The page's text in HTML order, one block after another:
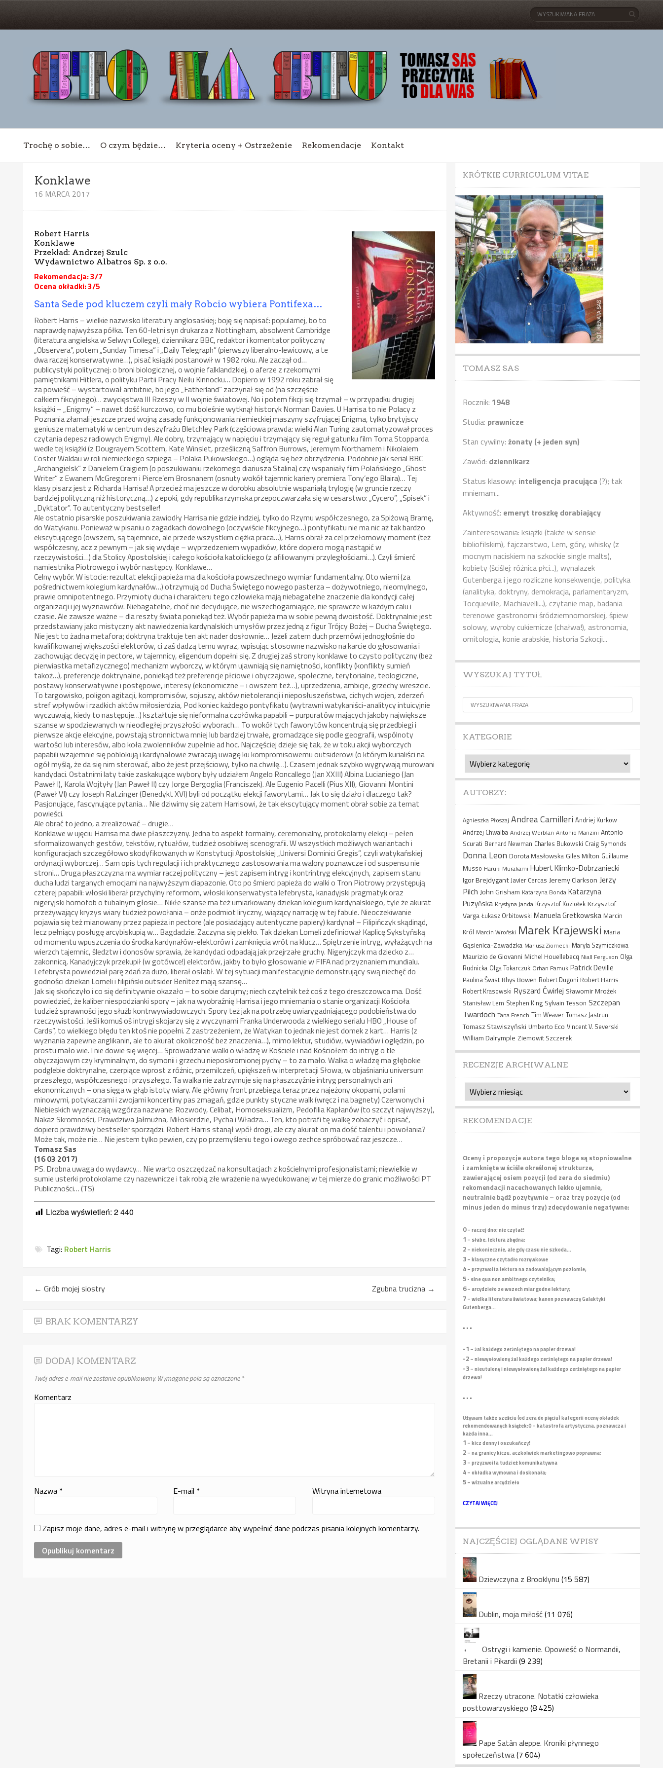
Trochę o sobie… O czym będzie… Kryteria oceny + Ostrzeżenie Rekomendacje Kontakt
Konklawe
16 MARCA 2017
Robert Harris
Konklawe
Przekład: Andrzej Szulc
Wydawnictwo Albatros Sp. z o.o.
Rekomendacja: 3/7
Ocena okładki: 3/5
Santa Sede pod kluczem czyli mały Robcio wybiera Pontifexa…
Robert Harris – wielkie nazwisko literatury anglosaskiej; boję się napisać: popularnej, bo to
naprawdę najwyższa półka. Ten 60-letni syn drukarza z Nottingham, absolwent Cambridge
(literatura angielska w Selwyn College), dziennikarz BBC, redaktor i komentator polityczny
„Observera”, potem „Sunday Timesa” i „Daily Telegraph” (pierwszy liberalno-lewicowy, a te
dwa raczej konserwatywne…), pisać książki postanowił w 1982 roku. Ale zaczął od…
publicystyki politycznej: o broni biologicznej, o wojnie falklandzkiej, o aferze z rzekomymi
pamiętnikami Hitlera, o polityku Partii Pracy Neilu Kinnocku… Dopiero w 1992 roku zabrał się
za powieść – wystartował ambitnie, bo jego „Fatherland” zaczynał się od (na szczęście
całkiem fikcyjnego)… zwycięstwa III Rzeszy w II wojnie światowej. No i potem fikcji się trzymał – w przypadku drugiej
książki – „Enigmy” – nawet dość kurczowo, co mu boleśnie wytknął historyk Norman Davies. U Harrisa to nie Polacy z
Poznania złamali jeszcze przed wojną zasadę funkcjonowania niemieckiej maszyny szyfrującej Enigma, tylko brytyjscy
geniusze matematyki w centrum deszyfrażu Bletchley Park (częściowa prawda: wielki Alan Turing zautomatyzował proces
czytania depesz radiowych Enigmy). Ale dobry, trzymający w napięciu i trzymający się reguł gatunku film Toma Stopparda
wedle tej książki (z Dougrayem Scottem, Kate Winslet, prześliczną Saffron Burrows, Jeremym Northamem i Nikolaiem
Coster Waldau w roli niemieckiego szpiega – Polaka Pukowskiego…) ogląda się bez obrzydzenia. Podobnie jak serial BBC
„Archangielsk” z Danielem Craigiem (o poszukiwaniu rzekomego diariusza Stalina) czy wspaniały film Polańskiego „Ghost
Writer” z Ewanem McGregorem i Pierce’em Brosnanem (osnuty wokół tajemnic kariery premiera Tony’ego Blaira)… Tej
klasy pisarz jest z Richarda Harrisa! A przecież ma jeszcze w dorobku absolutnie wspaniałą trylogię (w gruncie rzeczy
bardziej polityczną niż historyczną…) z epoki, gdy republika rzymska przepoczwarzała się w cesarstwo: „Cycero”, „Spisek” i
„Dyktator”. To autentyczny bestseller!
Ale ostatnio pisarskie poszukiwania zawiodły Harrisa nie gdzie indziej, tylko do Rzymu współczesnego, za Spiżową Bramę,
do Watykanu. Ponieważ w pisaniu o zagadkach dowolnego (oczywiście fikcyjnego…) pontyfikatu nie ma nic aż tak bardzo
ekscytującego (owszem, są tajemnice, ale przede wszystkim ciężka praca…), Harris obrał za cel przełomowy moment (też
współczesny, acz z pewnym – jak się wydaje – wyprzedzeniem wypadków, które dopiero mogą nastąpić w
rzeczywistości…) dla Stolicy Apostolskiej i całego kościoła katolickiego (z afiliowanymi przyległościami…). Czyli śmierć
namiestnika Piotrowego i wybór następcy. Konklawe…
Celny wybór. W istocie: rezultat elekcji papieża ma dla kościoła powszechnego wymiar fundamentalny. Oto wierni (za
pośrednictwem kolegium kardynałów…) otrzymują od Ducha Świętego nowego pasterza – dożywotniego, nieomylnego,
prawie omnipotentnego. Przymioty ducha i charakteru tego człowieka mają niebagatelne znaczenie dla kondycji całej
organizacji i jej wyznawców. Niebagatelne, choć nie decydujące, nie wszechogarniające, nie sprawcze w każdym calu i
czasie. Ale zawsze ważne – dla reszty świata poniekąd też. Wybór papieża ma w sobie pewną dwoistość. Doktrynalnie jest
przedstawiany jako mistyczny akt nawiedzenia kardynalskich umysłów przez jedną z figur Trójcy Bożej – Ducha Świętego.
Nie jest to żadna metafora; doktryna traktuje ten akt nader dosłownie… Jeżeli zatem duch przemówi jednogłośnie do
kwalifikowanej większości elektorów, ci zaś dadzą temu wyraz, wpisując stosowne nazwisko na karcie do głosowania i
zachowując decyzję in pectore, w tajemnicy, eligendum dopełni się. Z drugiej zaś strony konklawe to czysto polityczny (bez
pierwiastka metafizycznego) mechanizm wyborczy, w którym ujawniają się namiętności, konflikty (konflikty sumień
takoż…), preferencje doktrynalne, poniekąd też preferencje płciowe i obyczajowe, społeczne, terytorialne, teologiczne,
postawy konserwatywne i postępowe, interesy (ekonomiczne – i owszem też…), uprzedzenia, ambicje, grzechy wreszcie.
To targowisko, poligon agitacji, kompromisów, sojuszy, aktów nietolerancji i nieposłuszeństwa, cichych wojen, zderzeń
stref wpływów i rzadkich aktów miłosierdzia, Pod koniec każdego pontyfikatu (wytrawni watykaniści-analitycy intuicyjnie
wyczuwają, kiedy to następuje…) kształtuje się nieformalna czołówka papabili – purpuratów mających jakoby największe
szanse w spodziewanych w nieodległej przyszłości wyborach… To wokół tych faworytów koncentrują się przedbiegi i
pierwsze akcje elekcyjne, powstają stronnictwa mniej lub bardziej trwałe, gromadzące się podle geografii, wspólnoty
wartości lub interesów, albo koła zwolenników zupełnie ad hoc. Najczęściej dzieje się tak, że w toku akcji wyborczych
papabili wzajemnie się poblokują i kardynałowie zwracają uwagę ku kompromisowemu outsiderowi (o którym kurialiści na
ogół myślą, że da się nim sterować, albo że jest przejściowy, tylko na chwilę…). Czasem jednak szybko wygrywają murowani
kandydaci. Ostatnimi laty takie zaskakujące wybory były udziałem Angelo Roncallego (Jan XXIII) Albina Lucianiego (Jan
Paweł I), Karola Wojtyły (Jan Paweł II) czy Jorge Bergoglia (Franciszek). Ale Eugenio Pacelli (Pius XII), Giovanni Montini
(Paweł VI) czy Joseph Ratzinger (Benedykt XVI) byli od początku elekcji faworytami… Jak to się działo i dlaczego tak?
Pasjonujące, fascynujące pytania… Nie dziwimy się zatem Harrisowi, że tak ekscytujący moment obrał sobie za temat
powieści.
Ale obrać to jedno, a zrealizować – drugie…
Konklawe w ujęciu Harrisa ma dwie płaszczyzny. Jedna to aspekt formalny, ceremonialny, protokolarny elekcji – pełen
sformalizowanych gestów, tekstów, rytuałów, tudzież osobliwej scenografii. W wszystkich możliwych wariantach i
konfiguracjach szczegółowo skodyfikowanych w Konstytucji Apostolskiej „Universi Dominici Gregis”, czyli watykańskiej
ordynacji wyborczej… Sam opis tych regulacji i ich praktycznego zastosowania ma walory poznawcze i od suspensu nie
stroni… Druga płaszczyzna ma wymiar raczej polityczny – jest zapisem intryg i kontrintryg elekcyjnych, zapisem stanu
ducha ludzi targanych emocjami na najwyższym diapazonie. Oto po śmierci papieża do walki o Tron Piotrowy przystępują
czterej papabili: włoski liberał przychylny reformom, włoski konserwatysta lefebrysta, kanadyjski pragmatyk oraz
nigeryjski homofob o tubalnym głosie… Nikłe szanse ma też umiarkowany dziekan kolegium kardynalskiego, tyle że akurat
przeżywający kryzys wiary tudzież powołania – onże podmiot liryczny, wiążący narrację w tej fabule. Nieoczekiwanie
pojawia się też mianowany przez papieża in pectore (ale posiadający autentyczne papiery) kardynał – Filipińczyk skądinąd,
lecz pełniący posługę arcybiskupią w… Bagdadzie. Zaczyna się piekło. Tak dziekan Lomeli zdefiniował Kaplicę Sykstyńską
od momentu wpuszczenia do środka kardynałów-elektorów i zamknięcia wrót na klucz… Spiętrzenie intryg, wyłażących na
wierzch tajemnic, śledztw i donosów sprawia, że kandydaci odpadają jak przejrzałe gruchy. Nigeryjczyk ma dziecko z…
zakonnicą. Kanadyjczyk przekupił (w gotówce!) elektorów, jakby to było głosowanie w FIFA nad przyznaniem mundialu.
Lefebrysta powiedział parę zdań za dużo, liberał osłabł. W tej sytuacji manifestacyjnie demonstrujący swą niechęć do
godności dziekan Lomeli i filipiński outsider Benìtez mają szansę…
Jak się skończyło i co się definitywnie okazało – to sobie darujmy; niech czytelnik też coś z tego dreszczowca ma. Dość
powiedzieć, że kaliber niespodzianki spory – jak na wyobraźnię Harrisa i jego mniemania o stanie organizacji Kościoła
tudzież sprawności jego służb kontrwywiadowczych. Spory też jak na potrzebę uwiarygadniającego podobieństwa do
rzeczywistości. Jeśli komuś oś intrygi skojarzy się z wyczynami Franka Underwooda z wielkiego serialu HBO „House of
Cards”, to wielkiego błędu ten ktoś nie popełni. Z zastrzeżeniem, że Watykan to jednak nie jest domek z kart… Harris (z
wyznania zapewne anglikanin, ale to akurat okoliczność bez znaczenia…), mimo lektur, studiów, wywiadów i oględzin, po
prostu mało wie. I nie dowie się więcej… Sprowadzanie walki o władzę w Kościele i nad Kościołem do intryg o tle
obyczajowym czy kryminalnym, do symonii i grzechu nieposkromionej pychy – to za mało. Walka o władzę ma głębokie
podglebie doktrynalne, czerpiące wprost z różnic, przemilczeń, upiększeń w interpretacji Słowa, w objaśnianiu universum
przeszłego, współczesnego i przyszłego. Ta walka nie zatrzymuje się na płaszczyźnie intryg personalnych ani
ekonomicznych – ona sięga w głąb istoty wiary. Ale główny front przebiega teraz przez najeżony okopami, polami
minowymi, potykaczami i zwojami koncertiny pas zmagań, gdzie punkty styczne walk (wręcz i na bagnety) Czerwonych i
Niebieskich wyznaczają wzgórza nazwane: Rozwody, Celibat, Homoseksualizm, Pedofilia Kapłanów (to szczyt najwyższy),
Nakaz Skromności, Prawdziwa Jałmużna, Miłosierdzie, Pycha i Władza… Ten, kto potrafi tę walkę zobaczyć i opisać,
dopiero prawdziwy bestseller sporządzi. Robert Harris stanął wpół drogi, ale czy akurat on ma dość talentu i powołania?
Może tak, może nie… Nie jestem tylko pewien, czy po przemyśleniu tego i owego zechce spróbować raz jeszcze…
Tomasz Sas
(16 03 2017)
PS. Drobna uwaga do wydawcy… Nie warto oszczędzać na konsultacjach z kościelnymi profesjonalistami; niewielkie w
sumie usterki protokolarne czy nazewnicze i tak robią złe wrażenie na wyedukowanej w tej mierze do granic możliwości PT
Publiczności… (TS)
Liczba wyświetleń: 2 440
Tagi: Robert Harris
← Grób mojej siostry Zgubna trucizna →
BRAK KOMENTARZY
DODAJ KOMENTARZ
Twój adres e-mail nie zostanie opublikowany.Wymagane pola są oznaczone*
Komentarz
Nazwa * E-mail * Witryna internetowa
Zapisz moje dane, adres e-mail i witrynę w przeglądarce aby wypełnić dane podczas pisania kolejnych komentarzy.
KRÓTKIE CURRICULUM VITAE
TOMASZ SAS
Rocznik: 1948
Studia: prawnicze
Stan cywilny: żonaty (+ jeden syn)
Zawód: dziennikarz
Status klasowy: inteligencja pracująca (?); tak
mniemam...
Aktywność: emeryt troszkę dorabiający
Zainteresowania: książki (także w sensie
bibliofilskim), fajczarstwo, Lem, góry, whisky (z
mocnym naciskiem na szkockie single malts),
kobiety (ściślej: różnica płci...), wynalazek
Gutenberga i jego rozliczne konsekwencje, polityka
(analityka, doktryny, demokracja, parlamentaryzm,
Tocqueville, Machiavelli...), czytanie map, badania
terenowe gastronomii śródziemnomorskiej, śpiew
solowy, wyroby cukiernicze (chałwa!), astronomia,
ornitologia, konie arabskie, historia Szkocji...
WYSZUKAJ TYTUŁ
KATEGORIE
Kategorie
AUTORZY:
Agnieszka Płoszaj Andrea Camilleri Andriej Kurkow
Andrzej Chwalba Andrzej Werblan Antonio Manzini Antonio
Scurati Bernard Newman Charles Bukowski Craig Symonds
Donna Leon Dorota Masłowska Giles Milton Guillaume
Musso Haruki Murakami Hubert Klimko-Dobrzaniecki
Igor Brejdygant Javier Cercas Jeremy Clarkson Jerzy
Pilch John Grisham Katarzyna Bonda Katarzyna
Puzyńska Krystyna Janda Krzysztof Koziołek Krzysztof
Varga Łukasz Orbitowski Manuela Gretkowska Marcin
Król Marcin Wroński Marek Krajewski Maria
Gąsienica-Zawadzka Mariusz Ziomecki Maryla Szymiczkowa
Maurizio de Giovanni Michel Houellebecq Niall Ferguson Olga
Rudnicka Olga Tokarczuk Orhan Pamuk Patrick Deville
Paulina Świst Rhys Bowen Robert Dugoni Robert Harris
Robert Krasowski Ryszard Ćwirlej Sławomir Mrożek
Stanisław Lem Stephen King Sylvain Tesson Szczepan
Twardoch Tana French Tim Weaver Tomasz Jastrun
Tomasz Stawiszyński Umberto Eco Vincent V. Severski
William Dalrymple Ziemowit Szczerek
RECENZJE ARCHIWALNE
Recenzje
archiwalne
REKOMENDACJE
Oceny i propozycje autora tego bloga są stopniowalne
i zamknięte w ściśle określonej strukturze,
zawierającej osiem pozycji (od zera do siedmiu)
rekomendacji nacechowanych lekko ujemnie,
neutralnie bądź pozytywnie – oraz trzy pozycje (od
minus jeden do minus trzy) zdecydowanie negatywne:
0– raczej dno; nie czytać!
1 – słabe, lektura zbędna;
2– niekoniecznie, ale gdy czasu nie szkoda...
3– klasyczne czytadło rozrywkowe
4– przyzwoita lektura na zadowalającym poziomie;
5- sine qua non ambitnego czytelnika;
6– arcydzieło ze wszech miar godne lektury;
7– wielka literatura światowa; kanon poznawczy Galaktyki
Gutenberga...
• • •
-1 – żal każdego zerżniętego na papier drzewa!
-2– niewysłowiony żal każdego zerżniętego na papier drzewa!
-3– nieutulony i niewysłowiony żal każdego zerżniętego na papier
drzewa!
• • •
Używam także sześciu (od zera do pięciu) kategorii oceny okładek
rekomendowanych książek:0 – katastrofa artystyczna, poznawcza i
każda inna...
1 – kicz denny i oszukańczy!
2– na granicy kiczu, aczkolwiek marketingowo poprawna;
3– przyzwoita tudzież komunikatywna
4– okładka wymowna i doskonała;
5– wizualne arcydzieło
CZYTAJ WIĘCEJ
NAJCZĘŚCIEJ OGLĄDANE WPISY
Dziewczyna z Brooklynu (15 587)
Dublin, moja miłość(11 076)
Ostrygi i kamienie. Opowieść o Normandii,
Bretanii i Pikardii (9 239)
Rzeczy utracone. Notatki człowieka
posttowarzyskiego (8 425)
Pape Satàn aleppe. Kroniki płynnego
społeczeństwa(7 604)